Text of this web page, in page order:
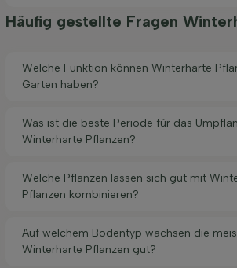
Häufig gestellte Fragen
Welche Funktion können Winterharte
Garten haben?
Was ist die beste Periode für das
Winterharte Pflanzen?
Welche Pflanzen lassen sich gut mit
Pflanzen kombinieren?
Auf welchem Bodentyp wachsen die
Winterharte Pflanzen gut?